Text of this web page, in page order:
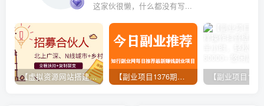
这家伙很懒，什么都没有写...
【虚拟资源网站搭建服务】加盟本站系统，做一个和本站一样的独立网站，躺赚的项目 【副业项目1376期】龟课最新闲鱼项目玩法实战教程_全新升级月收益几千到几万